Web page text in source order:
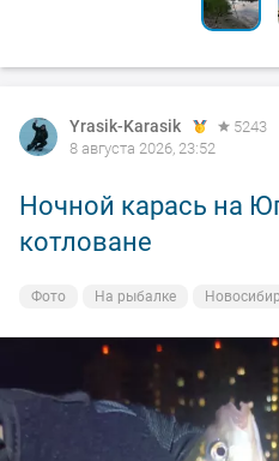
Yrasik-Karasik
5243
8 августа 2026, 23:52
Ночной карась на
котловане
Фото На рыбалке